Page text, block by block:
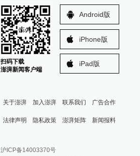
扫码下载
澎湃新闻客户端
Android版
iPhone版
iPad版
关于澎湃 加入澎湃 联系我们 广告合作
法律声明 隐私政策 澎湃矩阵
澎湃新闻公众号
新闻报料
报料邮箱: news@thepaper.cn
沪ICP备14003370号